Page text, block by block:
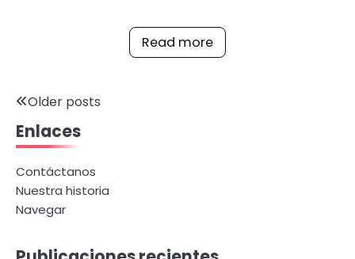
Read more
Posts
navigation
Older posts
Enlaces
Contáctanos
Nuestra historia
Navegar